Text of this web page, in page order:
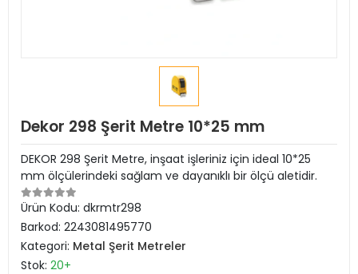
Dekor 298 Şerit Metre 10*25 mm
DEKOR 298 Şerit Metre, inşaat işleriniz için ideal 10*25
mm ölçülerindeki sağlam ve dayanıklı bir ölçü aletidir.
Ürün Kodu: dkrmtr298
Barkod: 2243081495770
Kategori: Metal Şerit Metreler
Stok: 20+